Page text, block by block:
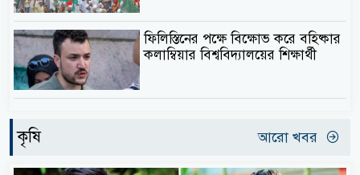
ফিলিস্তিনের পক্ষে বিক্ষোভ করে বহিষ্কার
কলাম্বিয়ার বিশ্ববিদ্যালয়ের শিক্ষার্থী
কৃষি আরো খবর